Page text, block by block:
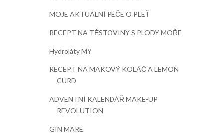
MOJE AKTUÁLNÍ PÉČE O PLEŤ
RECEPT NA TĚSTOVINY S PLODY MOŘE
Hydroláty MY
RECEPT NA MAKOVÝ KOLÁČ A LEMON
CURD
ADVENTNÍ KALENDÁŘ MAKE-UP
REVOLUTION
GIN MARE